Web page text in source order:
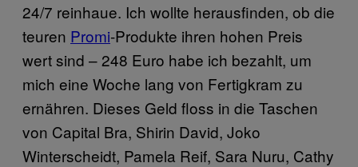
24/7 reinhaue. Ich wollte herausfinden, ob die
teuren Promi-Produkte ihren hohen Preis
wert sind – 248 Euro habe ich bezahlt, um
mich eine Woche lang von Fertigkram zu
ernähren. Dieses Geld floss in die Taschen
von Capital Bra, Shirin David, Joko
Winterscheidt, Pamela Reif, Sara Nuru, Cathy